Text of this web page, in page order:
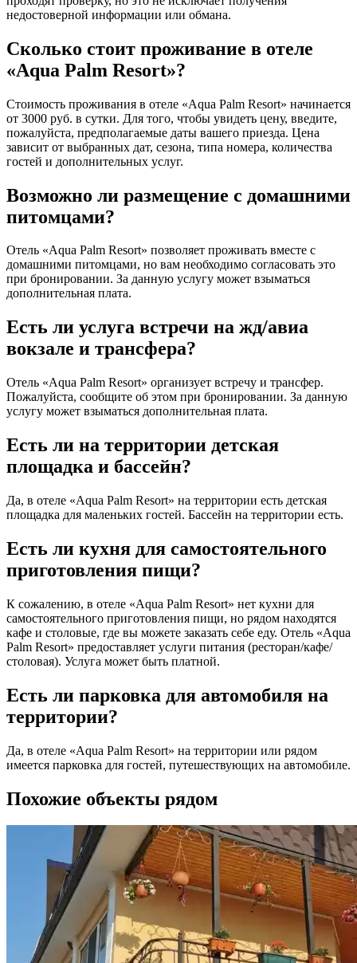
недостоверной информации или обмана.
Сколько стоит проживание в отеле
«Aqua Palm Resort»?
Стоимость проживания в отеле «Aqua Palm Resort» начинается
от 3000 руб. в сутки. Для того, чтобы увидеть цену, введите,
пожалуйста, предполагаемые даты вашего приезда. Цена
зависит от выбранных дат, сезона, типа номера, количества
гостей и дополнительных услуг.
Возможно ли размещение с домашними
питомцами?
Отель «Aqua Palm Resort» позволяет проживать вместе с
домашними питомцами, но вам необходимо согласовать это
при бронировании. За данную услугу может взыматься
дополнительная плата.
Есть ли услуга встречи на жд/авиа
вокзале и трансфера?
Отель «Aqua Palm Resort» организует встречу и трансфер.
Пожалуйста, сообщите об этом при бронировании. За данную
услугу может взыматься дополнительная плата.
Есть ли на территории детская
площадка и бассейн?
Да, в отеле «Aqua Palm Resort» на территории есть детская
площадка для маленьких гостей. Бассейн на территории есть.
Есть ли кухня для самостоятельного
приготовления пищи?
К сожалению, в отеле «Aqua Palm Resort» нет кухни для
самостоятельного приготовления пищи, но рядом находятся
кафе и столовые, где вы можете заказать себе еду. Отель «Aqua
Palm Resort» предоставляет услуги питания (ресторан/кафе/
столовая). Услуга может быть платной.
Есть ли парковка для автомобиля на
территории?
Да, в отеле «Aqua Palm Resort» на территории или рядом
имеется парковка для гостей, путешествующих на автомобиле.
Похожие объекты рядом